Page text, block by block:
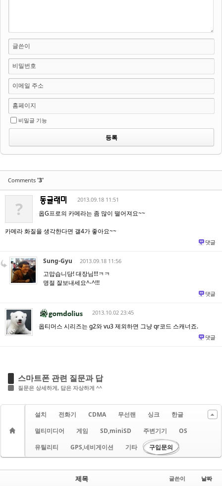
글쓴이
비밀번호
이메일 주소
홈페이지
비밀글 기능
Comments '3'
? 2013.09.18 11:51
옵G프로의 카메라는 좀 많이 떨어져요~~
카메라 화질을 생각한다면 갤4가 좋아요~~
댓글
Sung-Gyu 2013.09.18 11:56
고맙습니당! 대장님!!!ㅋㅋ
명절 잘보내세요^-^!!!
댓글
2013.10.02 23:45
옵티머스 시리즈는 g2와 vu3 제외하면 그냥 qr코드 스캐너죠.
댓글
스마트폰 관련 질문과 답
질문은 상세하게, 답은 자상하게 ^^
설치 전화기 CDMA 무선랜 싱크
한글
멀티미디어
게임 SD,miniSD 주변기기
OS
유틸리티
GPS,네비게이션 기타 구입문의
제목 글쓴이 날짜